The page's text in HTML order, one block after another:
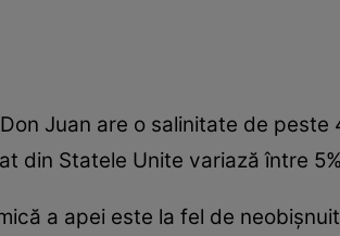
Juan are o salinitate de
din Statele Unite variază între
a apei este la fel de